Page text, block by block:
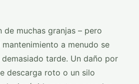
de muchas granjas – pero
a menudo se
tarde. Un daño por
descarga roto o un silo